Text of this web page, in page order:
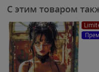
С этим товаром